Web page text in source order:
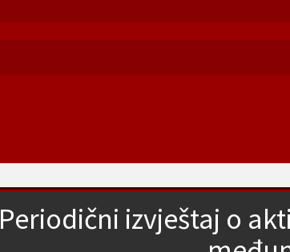
Periodični izvještaj o